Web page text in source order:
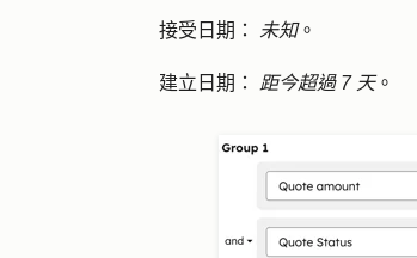
接受日期： 未知。
建立日期： 距今超過 7 天。